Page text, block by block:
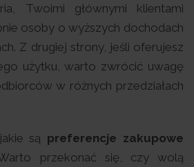
Twoimi głównymi klientami
osoby o wyższych dochodach
Z drugiej strony, jeśli oferujesz
użytku, warto zwrócić uwagę
w różnych przedziałach
są preferencje zakupowe
przekonać się, czy wolą